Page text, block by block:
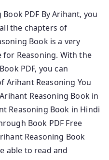
PDF By Arihant, you
the chapters of
Book is a very
Reasoning. With the
PDF, you can
Arihant Reasoning You
Reasoning Book in
Reasoning Book in Hindi
Book PDF Free
Reasoning Book
able to read and